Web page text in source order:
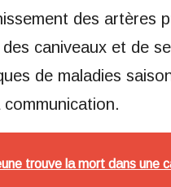
des artères
caniveaux et de
de maladies
trouve la mort dans une